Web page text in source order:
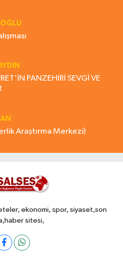
PANZEHİRİ SEVGİ VE
RAM (Rehberlik Araştırma Merkezi)
ekonomi, spor, siyaset,son
sitesi,